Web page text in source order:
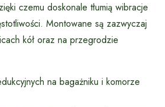
czemu doskonale tłumią wibracje
Montowane są zazwyczaj
kół oraz na przegrodzie
na bagażniku i komorze